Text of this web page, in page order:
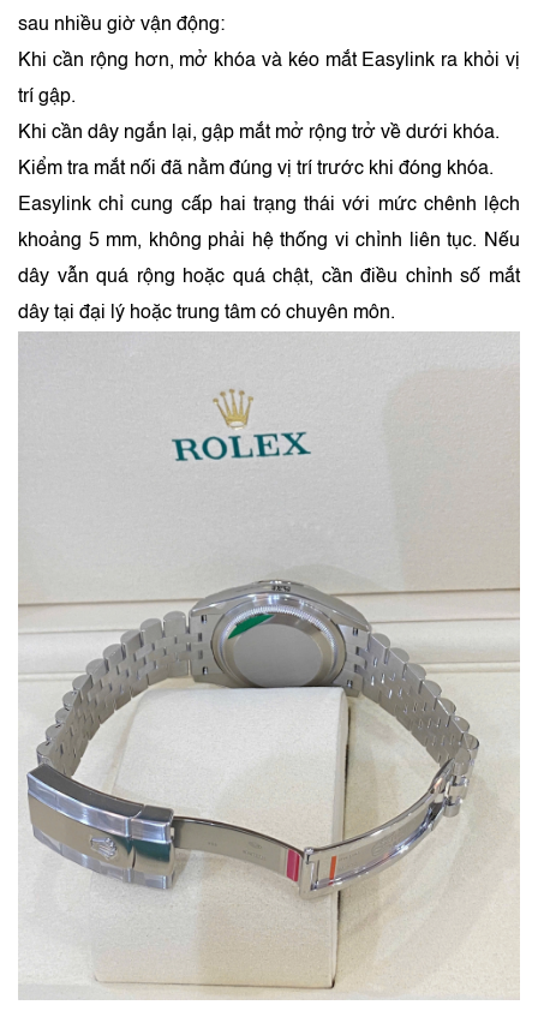
sau nhiều giờ vận động:
Khi cần rộng hơn, mở khóa và kéo mắt Easylink ra khỏi vị
trí gập.
Khi cần dây ngắn lại, gập mắt mở rộng trở về dưới khóa.
Kiểm tra mắt nối đã nằm đúng vị trí trước khi đóng khóa.
Easylink chỉ cung cấp hai trạng thái với mức chênh lệch
khoảng 5 mm, không phải hệ thống vi chỉnh liên tục. Nếu
dây vẫn quá rộng hoặc quá chật, cần điều chỉnh số mắt
dây tại đại lý hoặc trung tâm có chuyên môn.